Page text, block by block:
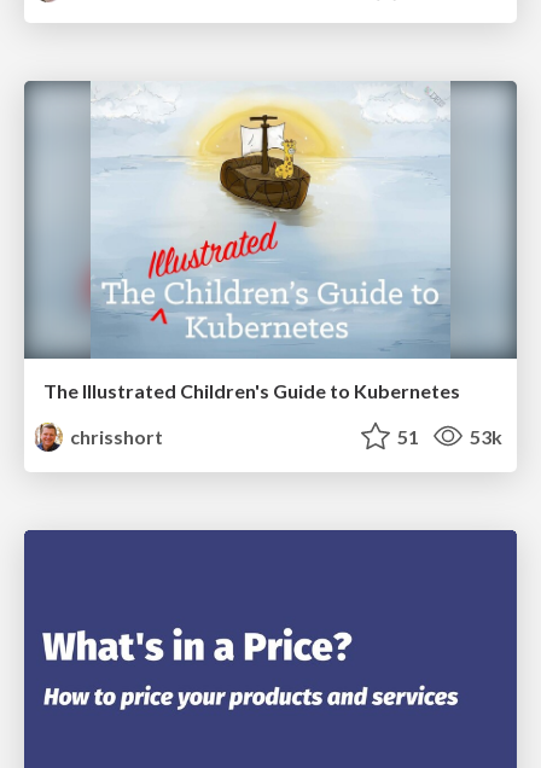
The Illustrated Children's Guide to Kubernetes
chrisshort
51 53k